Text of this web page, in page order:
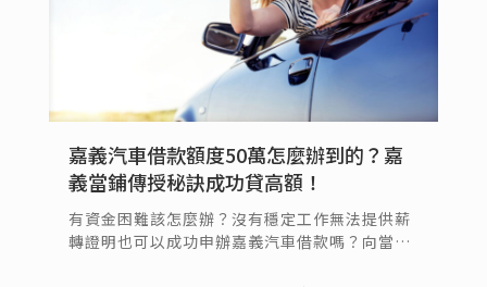
嘉義汽車借款額度50萬怎麼辦到的？嘉
義當鋪傳授秘訣成功貸高額！
有資金困難該怎麼辦？沒有穩定工作無法提供薪
轉證明也可以成功申辦嘉義汽車借款嗎？向當鋪